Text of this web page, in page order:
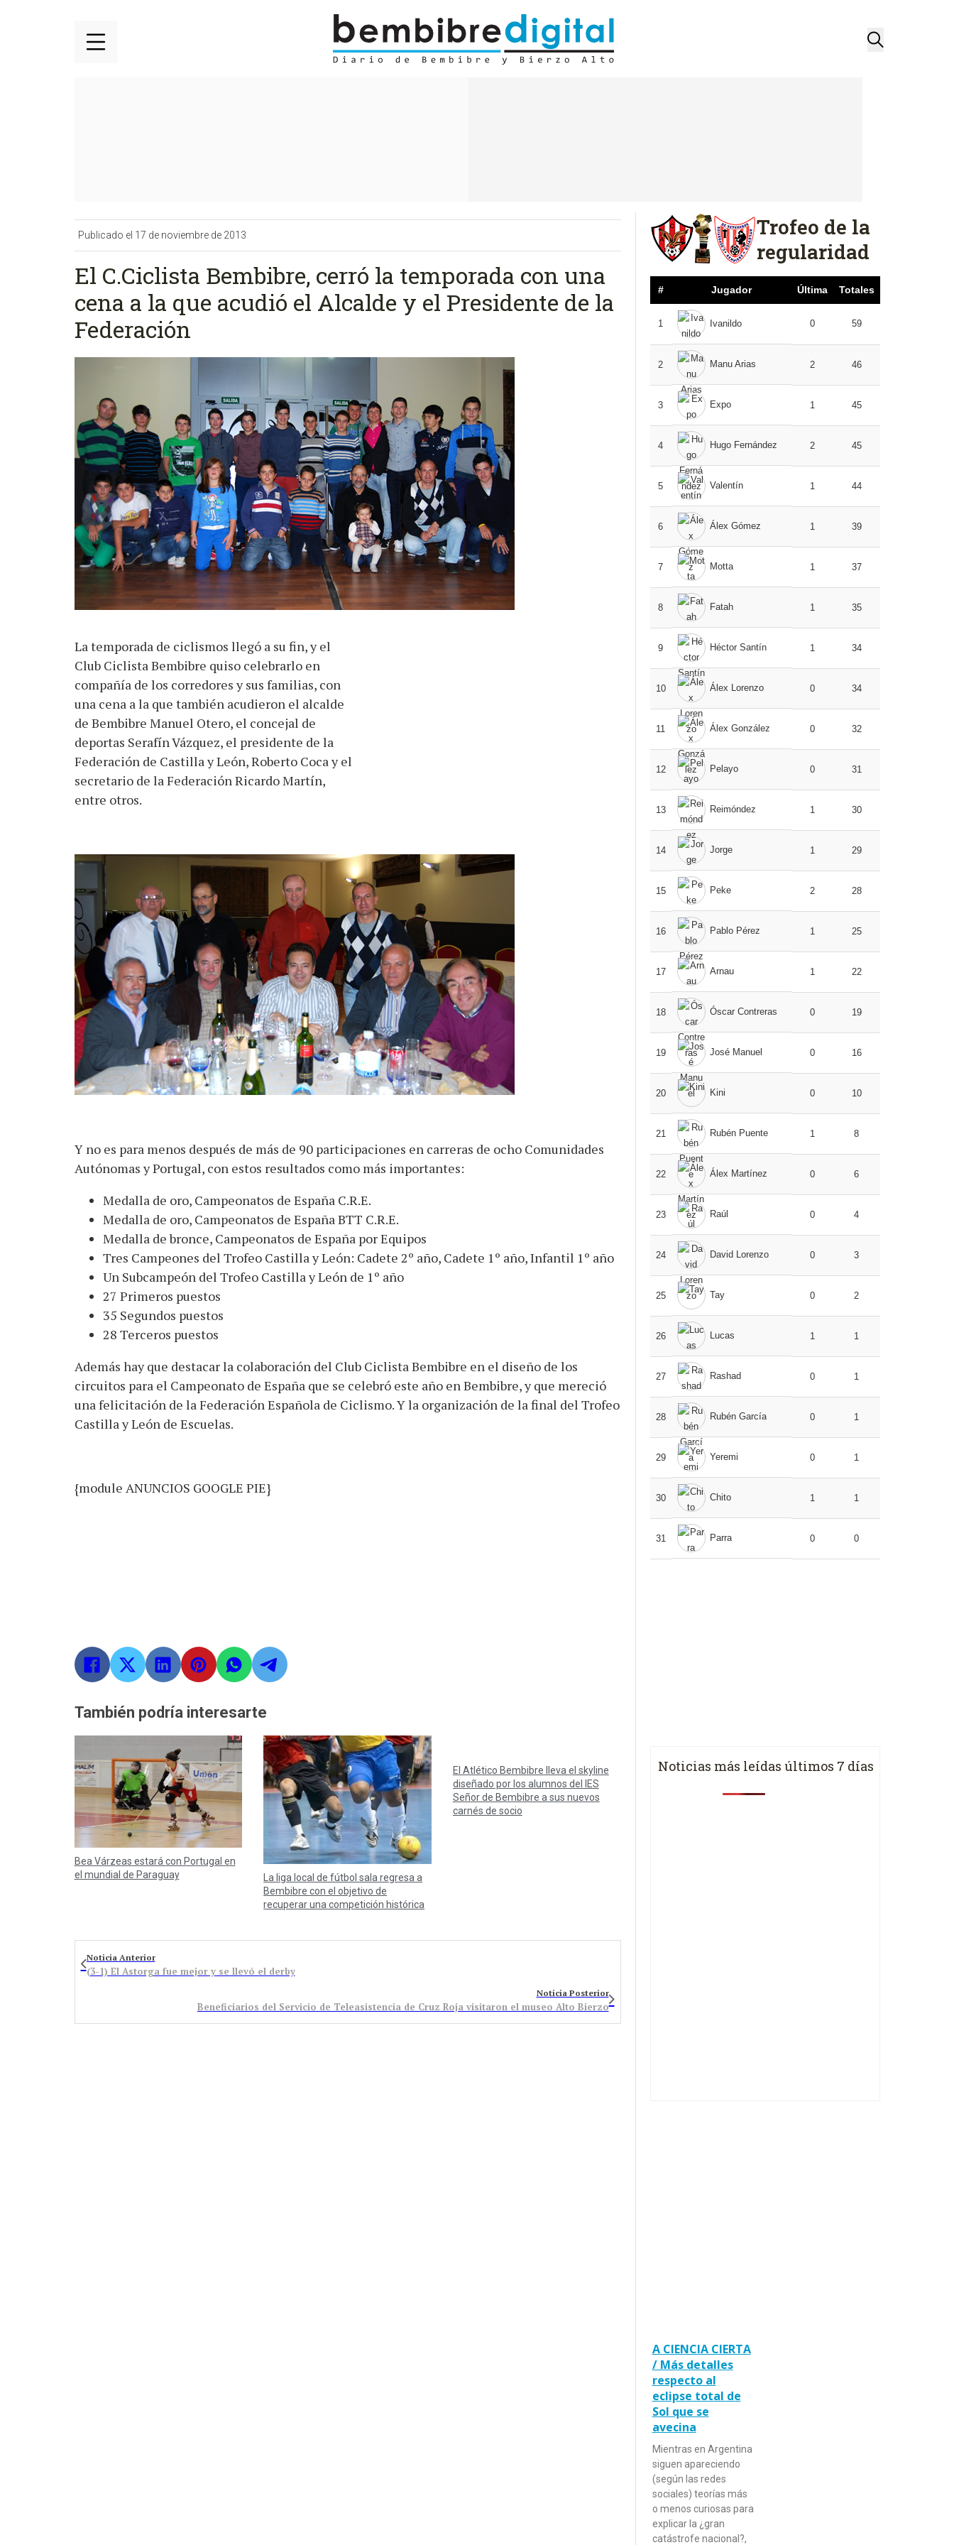
Publicado el 17 de noviembre de 2013
El C.Ciclista Bembibre, cerró la temporada con una
cena a la que acudió el Alcalde y el Presidente de la
Federación
La temporada de ciclismos llegó a su fin, y el
Club Ciclista Bembibre quiso celebrarlo en
compañía de los corredores y sus familias, con
una cena a la que también acudieron el alcalde
de Bembibre Manuel Otero, el concejal de
deportas Serafín Vázquez, el presidente de la
Federación de Castilla y León, Roberto Coca y el
secretario de la Federación Ricardo Martín,
entre otros.
Y no es para menos después de más de 90 participaciones en carreras de ocho Comunidades
Autónomas y Portugal, con estos resultados como más importantes:
Medalla de oro, Campeonatos de España C.R.E.
Medalla de oro, Campeonatos de España BTT C.R.E.
Medalla de bronce, Campeonatos de España por Equipos
Tres Campeones del Trofeo Castilla y León: Cadete 2º año, Cadete 1º año, Infantil 1º año
Un Subcampeón del Trofeo Castilla y León de 1º año
27 Primeros puestos
35 Segundos puestos
28 Terceros puestos
Además hay que destacar la colaboración del Club Ciclista Bembibre en el diseño de los
circuitos para el Campeonato de España que se celebró este año en Bembibre, y que mereció
una felicitación de la Federación Española de Ciclismo. Y la organización de la final del Trofeo
Castilla y León de Escuelas.
{module ANUNCIOS GOOGLE PIE}
También podría interesarte
Bea Várzeas estará con Portugal en
el mundial de Paraguay
La liga local de fútbol sala regresa a
Bembibre con el objetivo de
recuperar una competición histórica
El Atlético Bembibre lleva el skyline
diseñado por los alumnos del IES
Señor de Bembibre a sus nuevos
carnés de socio
Noticia Anterior
(3-1) El Astorga fue mejor y se llevó el derby
Noticia Posterior
Beneficiarios del Servicio de Teleasistencia de Cruz Roja visitaron el museo Alto Bierzo
Trofeo de la
regularidad
# Jugador Última Totales
1 Ivanildo 0 59
2 Manu Arias 2 46
3 Expo 1 45
4 Hugo Fernández 2 45
5 Valentín 1 44
6 Álex Gómez 1 39
7 Motta 1 37
8 Fatah 1 35
9 Héctor Santín 1 34
10 Álex Lorenzo 0 34
11 Álex González 0 32
12 Pelayo 0 31
13 Reimóndez 1 30
14 Jorge 1 29
15 Peke 2 28
16 Pablo Pérez 1 25
17 Arnau 1 22
18 Óscar Contreras 0 19
19 José Manuel 0 16
20 Kini 0 10
21 Rubén Puente 1 8
22 Álex Martínez 0 6
23 Raúl 0 4
24 David Lorenzo 0 3
25 Tay 0 2
26 Lucas 1 1
27 Rashad 0 1
28 Rubén García 0 1
29 Yeremi 0 1
30 Chito 1 1
31 Parra 0 0
Noticias más leídas últimos 7 días
A CIENCIA CIERTA
/ Más detalles
respecto al
eclipse total de
Sol que se
avecina
Mientras en Argentina
siguen apareciendo
(según las redes
sociales) teorías más
o menos curiosas para
explicar la ¿gran
catástrofe nacional?,